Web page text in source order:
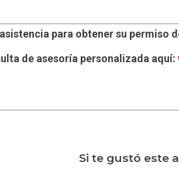
para obtener su permiso
de asesoría personalizada aquí:
Si te gustó este